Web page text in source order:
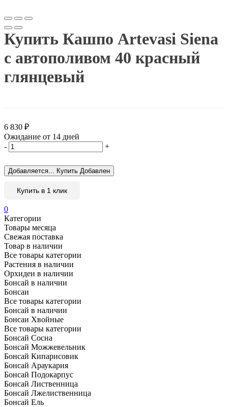
Купить Кашпо Artevasi Siena
с автополивом 40 красный
глянцевый
6 830 ₽
Ожидание от 14 дней
-
+
Добавляется... Купить Добавлен
Купить в 1 клик
0
Категории
Товары месяца
Свежая поставка
Товар в наличии
Все товары категории
Растения в наличии
Орхидеи в наличии
Бонсай в наличии
Бонсаи
Все товары категории
Бонсай в наличии
Бонсаи Хвойные
Все товары категории
Бонсай Сосна
Бонсай Можжевельник
Бонсай Кипарисовик
Бонсай Араукария
Бонсай Подокарпус
Бонсай Лиственница
Бонсай Лжелиственница
Бонсай Ель